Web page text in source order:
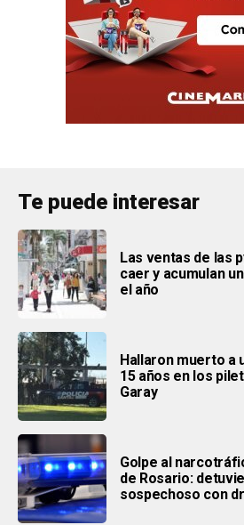
Te puede interesar
Las ventas de las
caer y acumulan
el año
Hallaron muerto a
15 años en los
Garay
Golpe al
de Rosario:
sospechoso con